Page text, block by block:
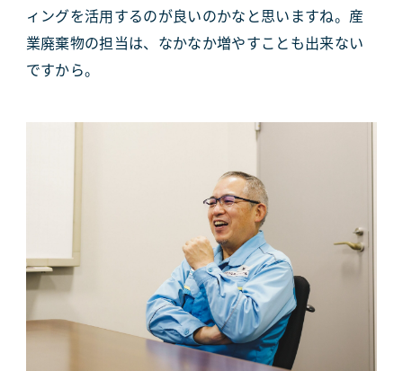
ィングを活用するのが良いのかなと思いますね。産
業廃棄物の担当は、なかなか増やすことも出来ない
ですから。